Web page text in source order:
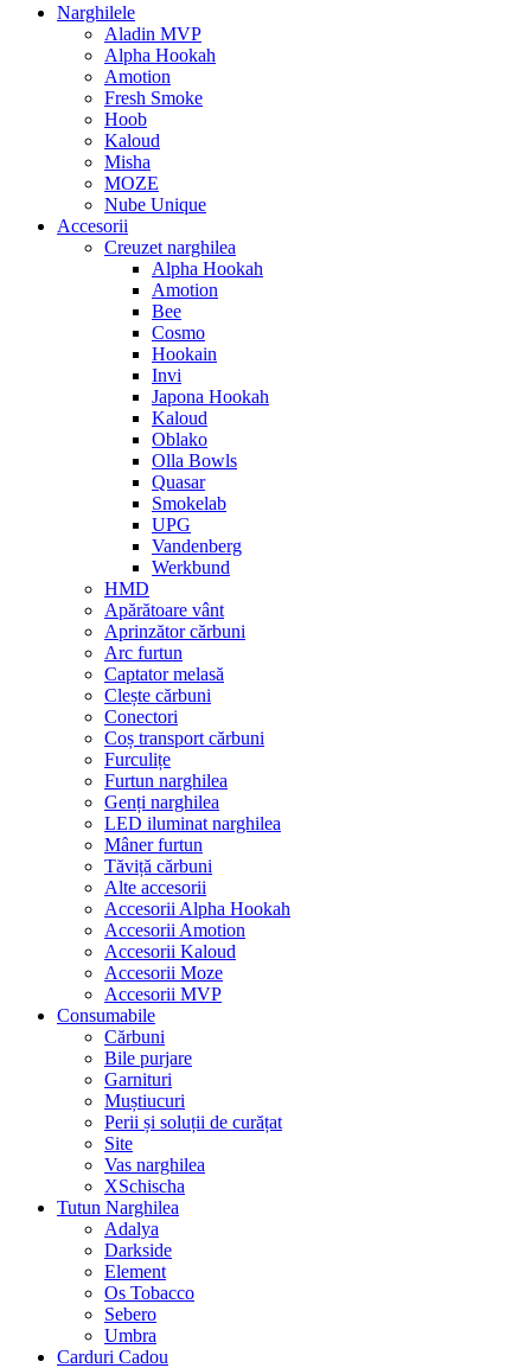
Narghilele
Aladin MVP
Alpha Hookah
Amotion
Fresh Smoke
Hoob
Kaloud
Misha
MOZE
Nube Unique
Accesorii
Creuzet narghilea
Alpha Hookah
Amotion
Bee
Cosmo
Hookain
Invi
Japona Hookah
Kaloud
Oblako
Olla Bowls
Quasar
Smokelab
UPG
Vandenberg
Werkbund
HMD
Apărătoare vânt
Aprinzător cărbuni
Arc furtun
Captator melasă
Clește cărbuni
Conectori
Coș transport cărbuni
Furculițe
Furtun narghilea
Genți narghilea
LED iluminat narghilea
Mâner furtun
Tăviță cărbuni
Alte accesorii
Accesorii Alpha Hookah
Accesorii Amotion
Accesorii Kaloud
Accesorii Moze
Accesorii MVP
Consumabile
Cărbuni
Bile purjare
Garnituri
Muștiucuri
Perii și soluții de curățat
Site
Vas narghilea
XSchischa
Tutun Narghilea
Adalya
Darkside
Element
Os Tobacco
Sebero
Umbra
Carduri Cadou